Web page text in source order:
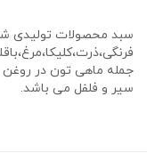
سبد محصولات تولیدی
جمله ماهی تون در روغن
سیر و فلفل می باشد.